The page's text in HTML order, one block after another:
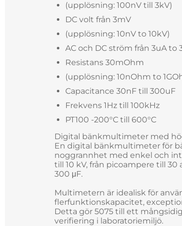
(upplösning: 100nV till 3kV)
DC volt från 3mV
(upplösning: 10nV to 10kV)
AC och DC ström från 3uA to
Resistans 30mOhm
(upplösning: 10nOhm to
Capacitance 30nF till 300uF
Frekvens 1Hz till 100kHz
PT100 -200°C till 600°C
Digital bänkmultimeter med
En digital bänkmultimeter för
noggrannhet med enkel och
till 10 kV, från picoampere till
300 μF.
Multimetern är idealisk för
flerfunktionskapacitet,
Detta gör 5075 till ett
verifiering i laboratoriemiljö.